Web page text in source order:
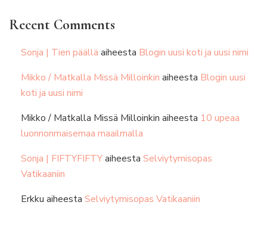
Recent Comments
Sonja | Tien päällä aiheesta Blogin uusi koti ja uusi nimi
Mikko / Matkalla Missä Milloinkin aiheesta Blogin uusi
koti ja uusi nimi
Mikko / Matkalla Missä Milloinkin aiheesta 10 upeaa
luonnonmaisemaa maailmalla
Sonja | FIFTYFIFTYaiheesta Selviytymisopas
Vatikaaniin
Erkku aiheesta Selviytymisopas Vatikaaniin